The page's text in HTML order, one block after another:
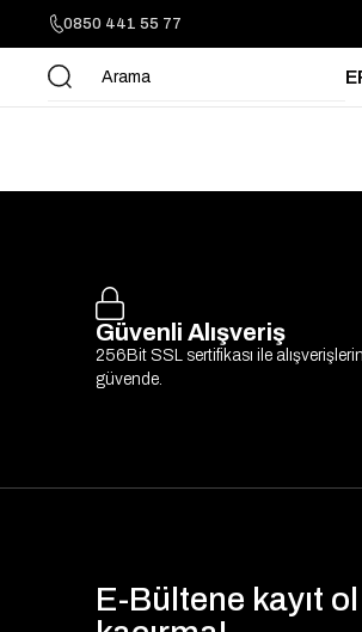
0850 441 55 77
Güvenli Alışveriş
256Bit SSL sertifikası ile
güvende.
E-Bültene kayıt